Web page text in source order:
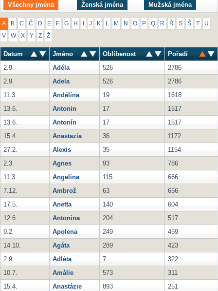
Všechny jména Ženská jména Mužská jména
A B C Č D E F G H J K M N O P Q R Ř S Š U
V W X Y Z Ž
Datum Jméno Oblíbenost
Pořadí
2.9.
Adéla 526
2786
2.9.
Adela 526
2786
11.3.
Andělína 19
1618
13.6.
Antonin 17
1517
13.6.
Antonín 17
1517
15.4.
Anastazia 36
1172
27.2.
Alexis 35
1154
2.3.
Agnes 93
786
11.3.
Angelina 115
666
7.12.
Ambrož 63
656
17.5.
Anetta 140
604
12.6.
Antonina 204
517
9.2.
Apolena 249
459
14.10.
Agáta 289
423
2.9.
Adléta 7
322
10.7.
Amálie 573
311
15.4.
Anastázie 893
251